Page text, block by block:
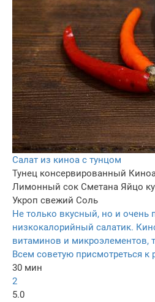
Салат из киноа с тунцом
Тунец консервированный
Лимонный сок Сметана Яйцо
Укроп свежий Соль
Не только вкусный, но и очень
низкокалорийный салатик.
витаминов и микроэлементов,
Всем советую присмотреться к
30 мин
2
5.0